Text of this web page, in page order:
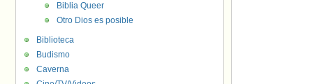
Biblia Queer
Otro Dios es posible
Biblioteca
Budismo
Caverna